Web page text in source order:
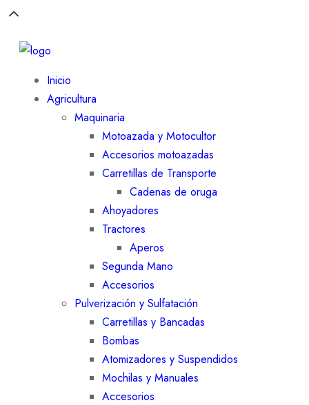
Inicio
Agricultura
Maquinaria
Motoazada y Motocultor
Accesorios motoazadas
Carretillas de Transporte
Cadenas de oruga
Ahoyadores
Tractores
Aperos
Segunda Mano
Accesorios
Pulverización y Sulfatación
Carretillas y Bancadas
Bombas
Atomizadores y Suspendidos
Mochilas y Manuales
Accesorios